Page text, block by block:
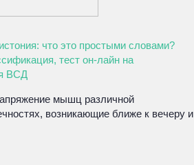
что это простыми словами?
тест он-лайн на
ВСД
мышц различной
возникающие ближе к вечеру и